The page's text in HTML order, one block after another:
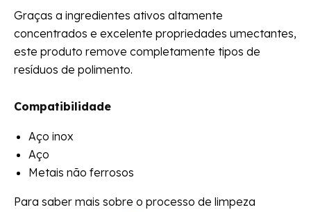
Graças a ingredientes ativos altamente
concentrados e excelente propriedades umectantes,
este produto remove completamente tipos de
resíduos de polimento.
Compatibilidade
Aço inox
Aço
Metais não ferrosos
Para saber mais sobre o processo de limpeza